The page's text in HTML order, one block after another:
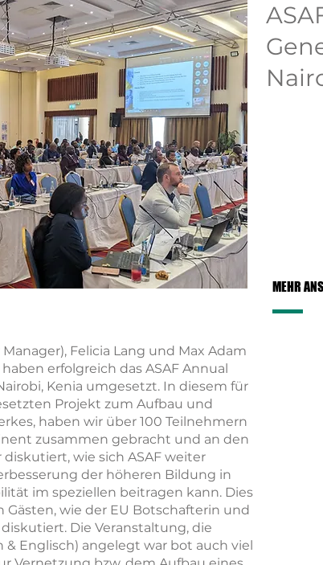
MEHR
Felicia Lang und Max Adam
erfolgreich das ASAF Annual
Kenia umgesetzt. In diesem für
Projekt zum Aufbau und
haben wir über 100 Teilnehmern
zusammen gebracht und an den
wie sich ASAF weiter
der höheren Bildung in
im speziellen beitragen kann. Dies
wie der EU Botschafterin und
Die Veranstaltung, die
Englisch) angelegt war bot auch viel